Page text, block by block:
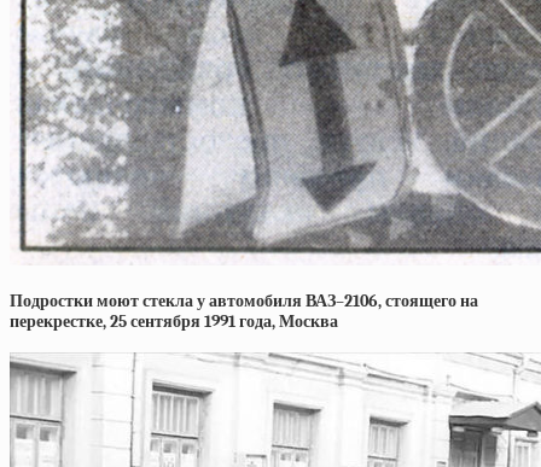
Подростки моют стекла у автомобиля ВАЗ–2106, стоящего на
перекрестке, 25 сентября 1991 года, Москва